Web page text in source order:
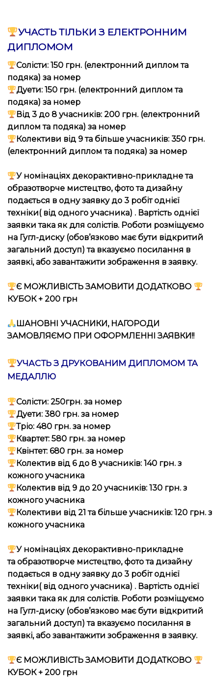
УЧАСТЬ ТІЛЬКИ З ЕЛЕКТРОННИМ
ДИПЛОМОМ
Солісти: 150 грн. (електронний диплом та
подяка) за номер
Дуети: 150 грн. (електронний диплом та
подяка) за номер
Від 3 до 8 учасників: 200 грн. (електронний
диплом та подяка) за номер
Колективи від 9 та більше учасників: 350 грн.
(електронний диплом та подяка) за номер
У номінаціяхдекорактивно-прикладне та
образотворче мистецтво, фото та дизайну
подається в одну заявку до 3 робіт однієї
техніки( від одного учасника) . Вартість однієї
заявки така як для солістів. Роботи розміщуємо
на Гугл-диску (обов’язково має бути відкритий
загальний доступ) та вказуємо посилання в
заявкі, або завантажити зображення в заявку.
Є МОЖЛИВІСТЬ ЗАМОВИТИ ДОДАТКОВО
КУБОК + 200 грн
ШАНОВНІ УЧАСНИКИ, НАГОРОДИ
ЗАМОВЛЯЄМО ПРИ ОФОРМЛЕННІ ЗАЯВКИ!!
УЧАСТЬ З ДРУКОВАНИМ ДИПЛОМОМ ТА
МЕДАЛЛЮ
Солісти: 250грн. за номер
Дуети: 380 грн. за номер
Тріо: 480 грн. за номер
Квартет: 580 грн. за номер
Квінтет: 680 грн. за номер
Колектив від 6 до 8 учасників: 140 грн. з
кожного учасника
Колектив від 9 до 20 учасників: 130 грн. з
кожного учасника
Колективи від 21 та більше учасників: 120 грн. з
кожного учасника
У номінаціяхдекорактивно-прикладне
та образотворче мистецтво, фото та дизайну
подається в одну заявку до 3 робіт однієї
техніки( від одного учасника) . Вартість однієї
заявки така як для солістів. Роботи розміщуємо
на Гугл-диску (обов’язково має бути відкритий
загальний доступ) та вказуємо посилання в
заявкі, або завантажити зображення в заявку.
Є МОЖЛИВІСТЬ ЗАМОВИТИ ДОДАТКОВО
КУБОК + 200 грн